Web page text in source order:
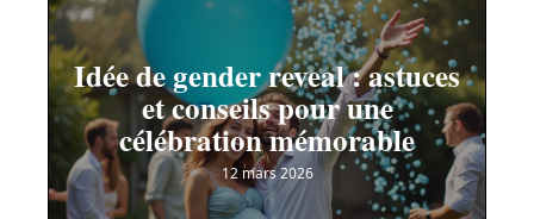
Idée de gender reveal : astuces
et conseils pour une
célébration mémorable
12 mars 2026